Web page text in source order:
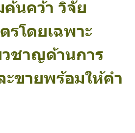
นคว้า วิจัย
โดยเฉพาะ
ชาญด้านการ
ะขายพร้อมให้คำ